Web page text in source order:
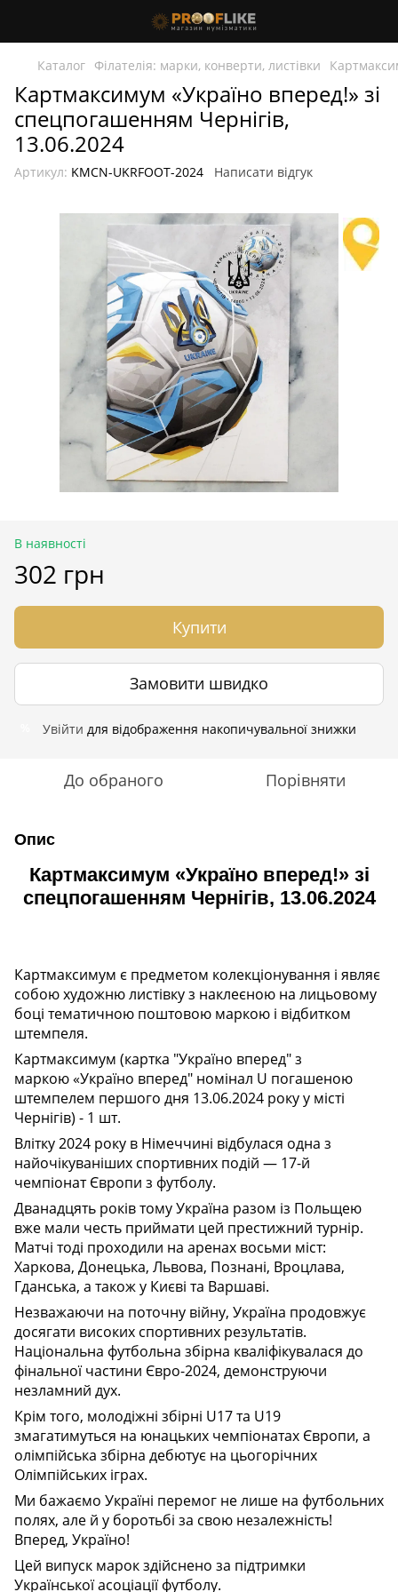
Каталог Філателія: марки, конверти, листівки
Картмаксимум «Україно вперед!» зі
спецпогашенням Чернігів,
13.06.2024
Артикул: KMCN-UKRFOOT-2024 Написати відгук
В наявності
302 грн
Купити
Замовити швидко
Увійти для відображення накопичувальної знижки
До обраного Порівняти
Опис
Картмаксимум «Україно вперед!» зі
спецпогашенням Чернігів, 13.06.2024
Картмаксимум є предметом колекціонування і являє
собою художню листівку з наклеєною на лицьовому
боці тематичною поштовою маркою і відбитком
штемпеля.
Картмаксимум (картка "Україно вперед" з
маркою «Україно вперед" номінал U погашеною
штемпелем першого дня 13.06.2024 року у місті
Чернігів) - 1 шт.
Влітку 2024 року в Німеччині відбулася одна з
найочікуваніших спортивних подій — 17-й
чемпіонат Європи з футболу.
Дванадцять років тому Україна разом із Польщею
вже мали честь приймати цей престижний турнір.
Матчі тоді проходили на аренах восьми міст:
Харкова, Донецька, Львова, Познані, Вроцлава,
Гданська, а також у Києві та Варшаві.
Незважаючи на поточну війну, Україна продовжує
досягати високих спортивних результатів.
Національна футбольна збірна кваліфікувалася до
фінальної частини Євро-2024, демонструючи
незламний дух.
Крім того, молодіжні збірні U17 та U19
змагатимуться на юнацьких чемпіонатах Європи, а
олімпійська збірна дебютує на цьогорічних
Олімпійських іграх.
Ми бажаємо Україні перемог не лише на футбольних
полях, але й у боротьбі за свою незалежність!
Вперед, Україно!
Цей випуск марок здійснено за підтримки
Української асоціації футболу.